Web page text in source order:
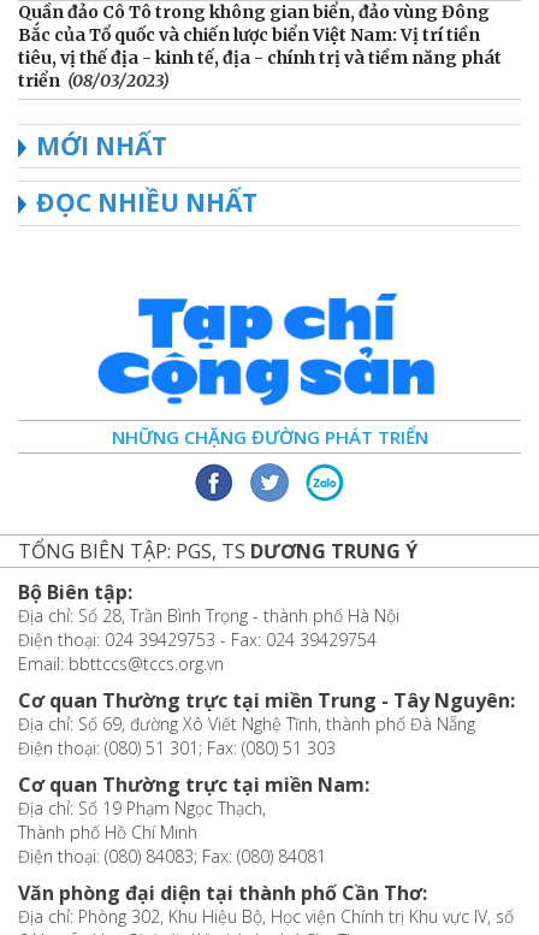
Quần đảo Cô Tô trong không gian biển, đảo vùng Đông
Bắc của Tổ quốc và chiến lược biển Việt Nam: Vị trí tiền
tiêu, vị thế địa - kinh tế, địa - chính trị và tiềm năng phát
triển (08/03/2023)
MỚI NHẤT
ĐỌC NHIỀU NHẤT
NHỮNG CHẶNG ĐƯỜNG PHÁT TRIỂN
TỔNG BIÊN TẬP: PGS, TS DƯƠNG TRUNG Ý
Bộ Biên tập:
Địa chỉ: Số 28, Trần Bình Trọng - thành phố Hà Nội
Điện thoại: 024 39429753 - Fax: 024 39429754
Email: bbttccs@tccs.org.vn
Cơ quan Thường trực tại miền Trung - Tây Nguyên:
Địa chỉ: Số 69, đường Xô Viết Nghệ Tĩnh, thành phố Đà Nẵng
Điện thoại: (080) 51 301; Fax: (080) 51 303
Cơ quan Thường trực tại miền Nam:
Địa chỉ: Số 19 Phạm Ngọc Thạch,
Thành phố Hồ Chí Minh
Điện thoại: (080) 84083; Fax: (080) 84081
Văn phòng đại diện tại thành phố Cần Thơ:
Địa chỉ: Phòng 302, Khu Hiệu Bộ, Học viện Chính trị Khu vực IV, số